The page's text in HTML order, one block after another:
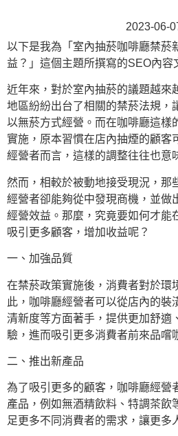
2023-06-
以下是我為「室內抽菸咖啡廳禁菸
益？」這個主題所撰寫的SEO內容
近年來，對於室內抽菸的議題越來
地區紛紛出台了相關的禁菸法規，
以無菸方式經營。而在咖啡廳這樣
實施，原本習慣在店內抽煙的顧客
經營者而言，這樣的調整往往也意
然而，相較於被動地接受現況，那
經營者卻能夠從中發現商機，並做
經營效益。那麼，究竟要如何才能
吸引更多顧客，增加收益呢？
一、加強品質
在禁菸政策實施後，消費者對於環
此，咖啡廳經營者可以從店內的裝
清新度等方面著手，提供更加舒適
驗，進而吸引更多消費者前來品嚐
二、推出新產品
為了吸引更多的顧客，咖啡廳經營
產品，例如無酒精飲料、特調茶飲
足更多不同消費者的需求，讓更多